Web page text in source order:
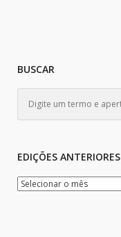
BUSCAR
EDIÇÕES ANTERIORES